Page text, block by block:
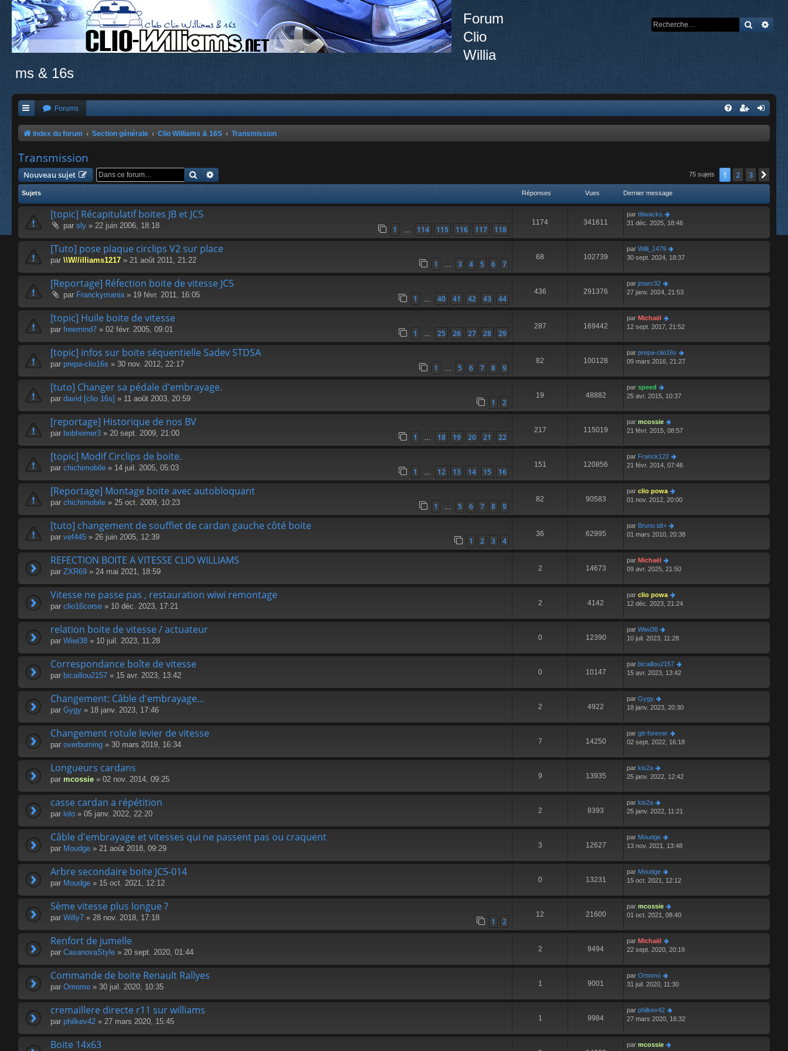
Forum
Clio
Willia
ms & 16s
Forums
Index du forum Section générale Clio Williams & 16S Transmission
Transmission
Nouveau sujet Rechercher 75 sujets 1 2 3
Sujets Réponses Vues Dernier message
[topic] Récapitulatif boites JB et JC5
par sly » 22 juin 2006, 18:18 1 … 114 115 116 117 118
1174 341611
par titiwacks
31 déc. 2025, 18:46
[Tuto] pose plaque circlips V2 sur place
par \\W//illiams1217 » 21 août 2011, 21:22 1 … 3 4 5 6 7
68 102739
par Willi_1479
30 sept. 2024, 18:37
[Reportage] Réfection boite de vitesse JC5
par Franckymania» 19 févr. 2011, 16:05 1 … 40 41 42 43 44
436 291376
par jmarc32
27 janv. 2024, 21:53
[topic] Huile boite de vitesse
par freemind7 » 02 févr. 2005, 09:01 1 … 25 26 27 28 29
287 169442
par Michaël
12 sept. 2017, 21:52
[topic] infos sur boite séquentielle Sadev STDSA
par prepa-clio16s » 30 nov. 2012, 22:17 1 … 5 6 7 8 9
82 100128
par prepa-clio16s
09 mars 2016, 21:27
[tuto] Changer sa pédale d'embrayage.
par david [clio 16s] » 11 août 2003, 20:59 1 2
19 48882
par speed
25 avr. 2015, 10:37
[reportage] Historique de nos BV
par bobhomer3 » 20 sept. 2009, 21:00 1 … 18 19 20 21 22
217 115019
par mcossie
21 févr. 2015, 08:57
[topic] Modif Circlips de boite.
par chichimobile » 14 juil. 2005, 05:03 1 … 12 13 14 15 16
151 120856
par Franck122
21 févr. 2014, 07:46
[Reportage] Montage boite avec autobloquant
par chichimobile » 25 oct. 2009, 10:23 1 … 5 6 7 8 9
82 90583
par clio powa
01 nov. 2012, 20:00
[tuto] changement de soufflet de cardan gauche côté boite
par vef445 » 26 juin 2005, 12:39 1 2 3 4
36 62995
par Bruno idt+
01 mars 2010, 20:38
REFECTION BOITE A VITESSE CLIO WILLIAMS
par ZXR69 » 24 mai 2021, 18:59 2 14673
par Michaël
09 avr. 2025, 21:50
Vitesse ne passe pas , restauration wiwi remontage
par clio16corse » 10 déc. 2023, 17:21 2 4142
par clio powa
12 déc. 2023, 21:24
relation boite de vitesse / actuateur
par Wiwi38 » 10 juil. 2023, 11:28 0 12390
par Wiwi38
10 juil. 2023, 11:28
Correspondance boîte de vitesse
par bicaillou2157 » 15 avr. 2023, 13:42 0 10147
par bicaillou2157
15 avr. 2023, 13:42
Changement: Câble d'embrayage...
par Gygy » 18 janv. 2023, 17:46 2 4922
par Gygy
18 janv. 2023, 20:30
Changement rotule levier de vitesse
par overburning » 30 mars 2019, 16:34 7 14250
par gtt-forever
02 sept. 2022, 16:18
Longueurs cardans
par mcossie » 02 nov. 2014, 09:25 9 13935
par kis2a
25 janv. 2022, 12:42
casse cardan a répétition
par lolo » 05 janv. 2022, 22:20 2 8393
par kis2a
25 janv. 2022, 11:21
Câble d'embrayage et vitesses qui ne passent pas ou craquent
par Moudge » 21 août 2018, 09:29 3 12627
par Moudge
13 nov. 2021, 13:48
Arbre secondaire boite JC5-014
par Moudge » 15 oct. 2021, 12:12 0 13231
par Moudge
15 oct. 2021, 12:12
5ème vitesse plus longue ?
par Willy7 » 28 nov. 2018, 17:18 1 2
12 21600
par mcossie
01 oct. 2021, 08:40
Renfort de jumelle
par CasanovaStyle » 20 sept. 2020, 01:44 2 9494
par Michaël
22 sept. 2020, 20:19
Commande de boite Renault Rallyes
par Omomo » 30 juil. 2020, 10:35 1 9001
par Omomo
31 juil. 2020, 11:30
cremaillere directe r11 sur williams
par philkev42 » 27 mars 2020, 15:45 1 9984
par philkev42
27 mars 2020, 16:32
Boite 14x63 par mcossie